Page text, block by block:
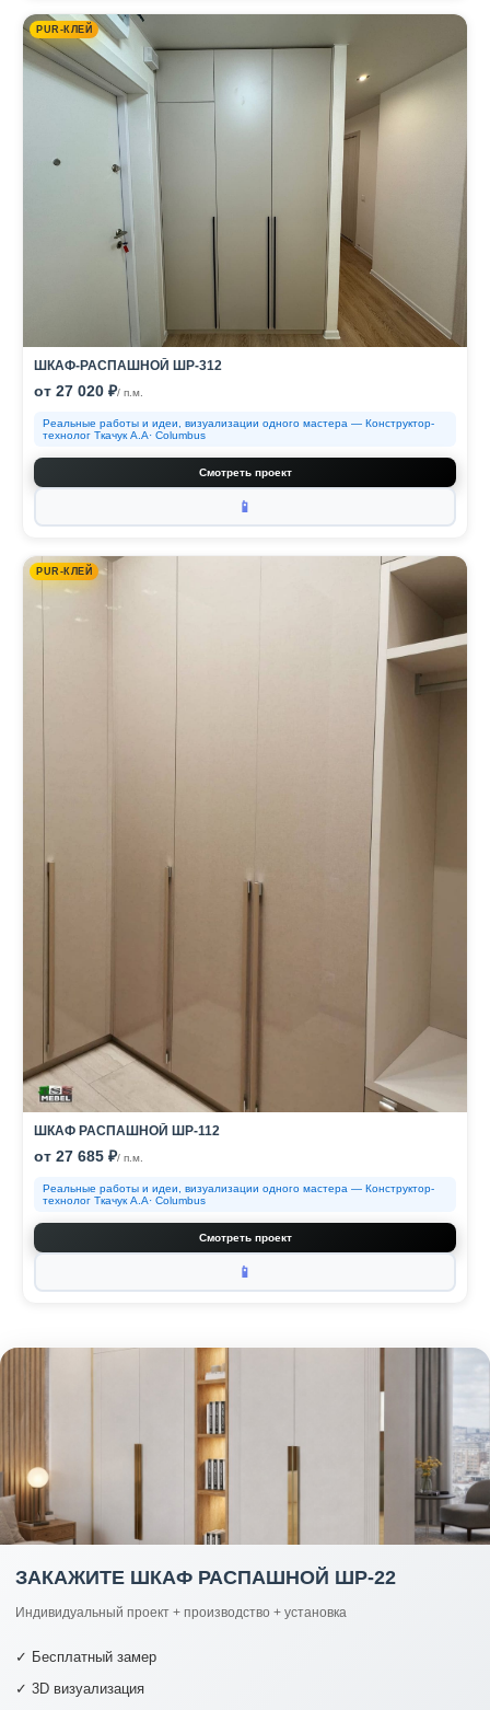
PUR-КЛЕЙ
ШКАФ-РАСПАШНОЙ ШР-312
от 27 020 ₽/ п.м.
Реальные работы и идеи, визуализации одного мастера — Конструктор-
технолог Ткачук А.А· Columbus
Смотреть проект
📱
PUR-КЛЕЙ
ШКАФ РАСПАШНОЙ ШР-112
от 27 685 ₽/ п.м.
Реальные работы и идеи, визуализации одного мастера — Конструктор-
технолог Ткачук А.А· Columbus
Смотреть проект
📱
ЗАКАЖИТЕ ШКАФ РАСПАШНОЙ ШР-22
Индивидуальный проект + производство + установка
✓ Бесплатный замер
✓ 3D визуализация